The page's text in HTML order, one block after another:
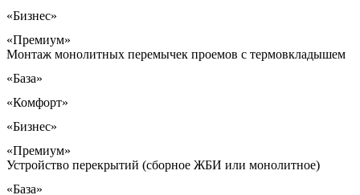
«Бизнес»
«Премиум»
Монтаж монолитных перемычек проемов с термовкладышем
«База»
«Комфорт»
«Бизнес»
«Премиум»
Устройство перекрытий (сборное ЖБИ или монолитное)
«База»